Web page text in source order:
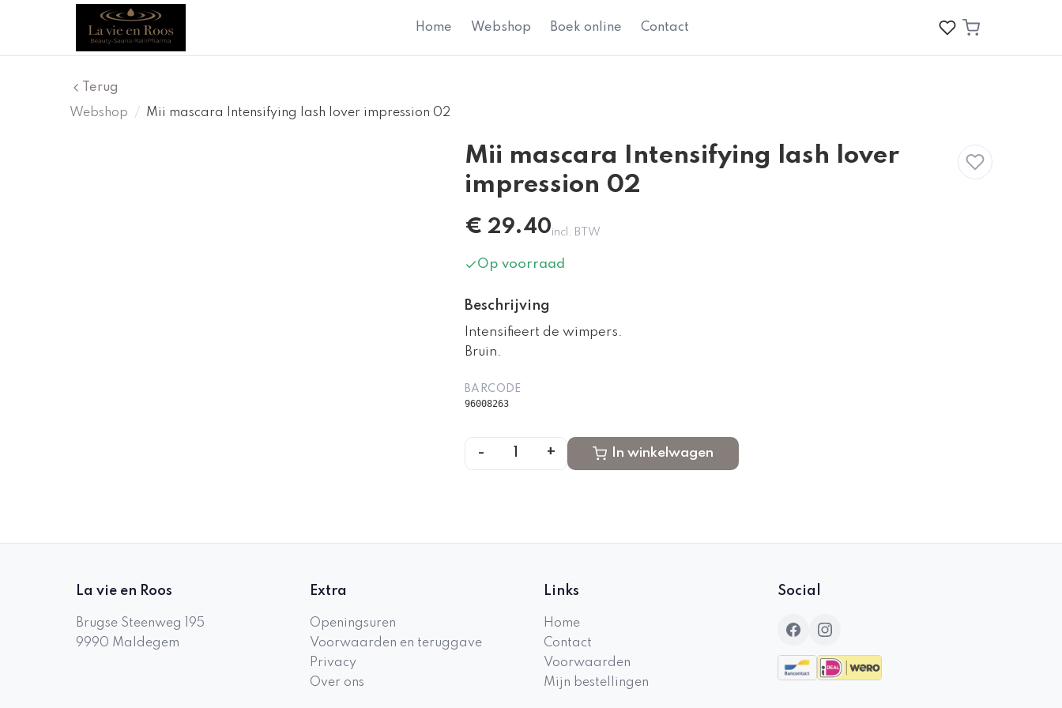
Home Webshop Boek online Contact
Terug
Webshop
/ Mii mascara Intensifying lash lover impression 02
Mii mascara Intensifying lash lover
impression 02
€ 29.40incl. BTW
Op voorraad
Beschrijving
Intensifieert de wimpers.
Bruin.
BARCODE
96008263
- + In winkelwagen
La vie en Roos
Brugse Steenweg 195
9990 Maldegem
Extra
Openingsuren
Voorwaarden en teruggave
Privacy
Over ons
Links
Home
Contact
Voorwaarden
Mijn bestellingen
Social